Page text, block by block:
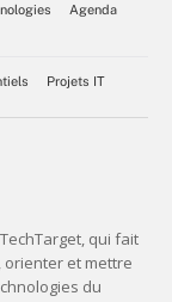
Agenda
Projets IT